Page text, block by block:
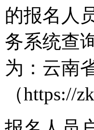
的报名人
务系统查
为：云南
（https://